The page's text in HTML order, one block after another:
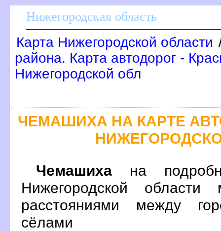
Нижегородская область
Карта Нижегородской области
района. Карта автодорог -
Нижегородской обл
ЧЕМАШИХА НА КАРТЕ
Чемашиха на
Нижегородской
расстояниями между
сёлами